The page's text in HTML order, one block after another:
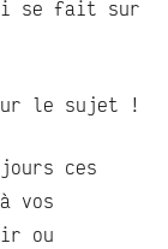
se fait sur
le sujet !
ces
vos
ou